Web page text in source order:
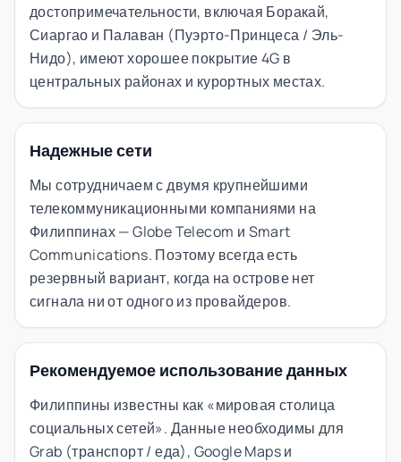
достопримечательности, включая Боракай,
Сиаргао и Палаван (Пуэрто-Принцеса / Эль-
Нидо), имеют хорошее покрытие 4G в
центральных районах и курортных местах.
Надежные сети
Мы сотрудничаем с двумя крупнейшими
телекоммуникационными компаниями на
Филиппинах — Globe Telecom и Smart
Communications. Поэтому всегда есть
резервный вариант, когда на острове нет
сигнала ни от одного из провайдеров.
Рекомендуемое использование данных
Филиппины известны как «мировая столица
социальных сетей». Данные необходимы для
Grab (транспорт / еда), Google Maps и